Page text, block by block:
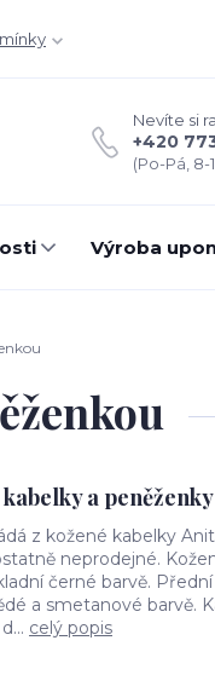
Nevíte si
+420
(Po-Pá, 8-
Výroba
a peněženky
z kožené kabelky
neprodejné.
černé barvě.
a smetanové barvě.
celý popis